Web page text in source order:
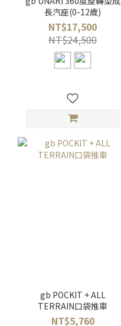
長汽座(0-12歲)
NT$17,500
NT$24,500
gb POCKIT + ALL
TERRAIN口袋推車
NT$5,760